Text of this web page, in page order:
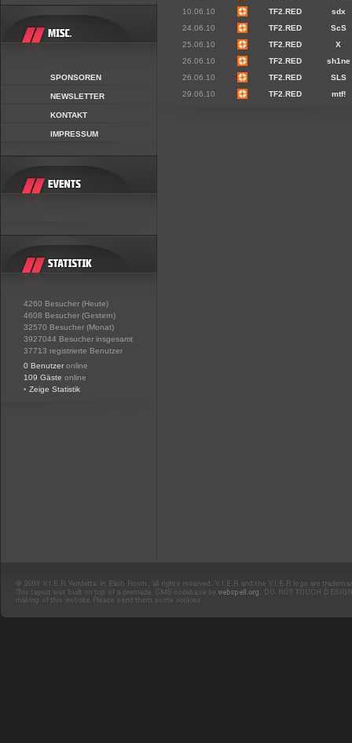
SPONSOREN
NEWSLETTER
KONTAKT
IMPRESSUM
4260 Besucher (Heute)
4608 Besucher (Gestern)
32570 Besucher (Monat)
3927044 Besucher insgesamt
37713 registrierte Benutzer
0 Benutzer online
109 Gäste online
• Zeige Statistik
10.06.10
TF2.RED
sdx
24.06.10
TF2.RED
ScS
25.06.10
TF2.RED
X
26.06.10
TF2.RED
sh1ne
26.06.10
TF2.RED
SLS
29.06.10
TF2.RED mtf!